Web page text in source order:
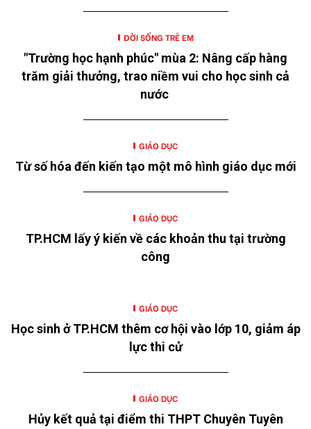
ĐỜI SỐNG TRẺ EM
"Trường học hạnh phúc" mùa 2: Nâng cấp hàng
trăm giải thưởng, trao niềm vui cho học sinh cả
nước
GIÁO DỤC
Từ số hóa đến kiến tạo một mô hình giáo dục mới
GIÁO DỤC
TP.HCM lấy ý kiến về các khoản thu tại trường
công
GIÁO DỤC
Học sinh ở TP.HCM thêm cơ hội vào lớp 10, giảm áp
lực thi cử
GIÁO DỤC
Hủy kết quả tại điểm thi THPT Chuyên Tuyên